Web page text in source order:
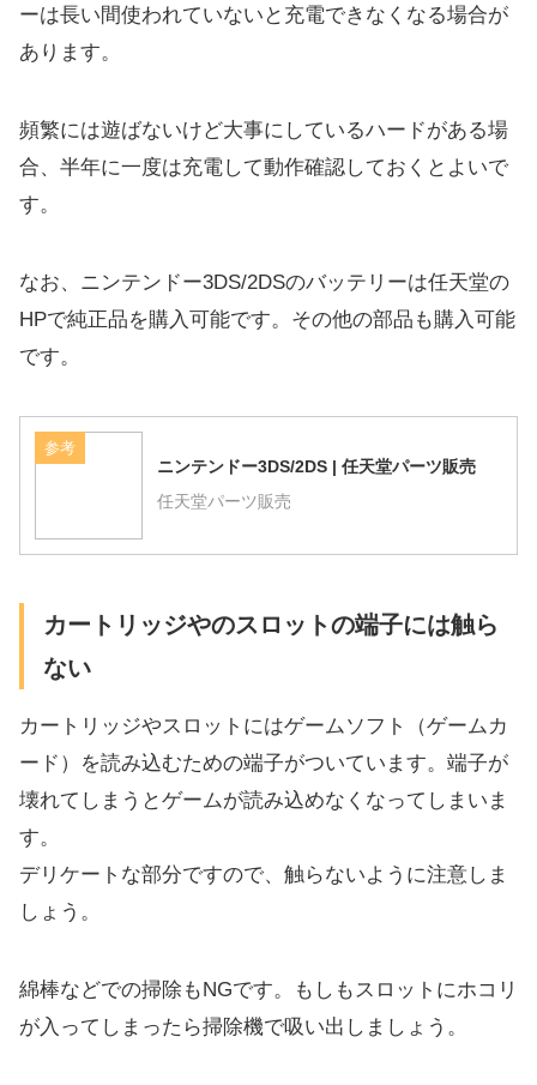
ーは長い間使われていないと充電できなくなる場合が
あります。
頻繁には遊ばないけど大事にしているハードがある場
合、半年に一度は充電して動作確認しておくとよいで
す。
なお、ニンテンドー3DS/2DSのバッテリーは任天堂の
HPで純正品を購入可能です。その他の部品も購入可能
です。
参考
ニンテンドー3DS/2DS | 任天堂パーツ販売
任天堂パーツ販売
カートリッジやのスロットの端子には触ら
ない
カートリッジやスロットにはゲームソフト（ゲームカ
ード）を読み込むための端子がついています。端子が
壊れてしまうとゲームが読み込めなくなってしまいま
す。
デリケートな部分ですので、触らないように注意しま
しょう。
綿棒などでの掃除もNGです。もしもスロットにホコリ
が入ってしまったら掃除機で吸い出しましょう。